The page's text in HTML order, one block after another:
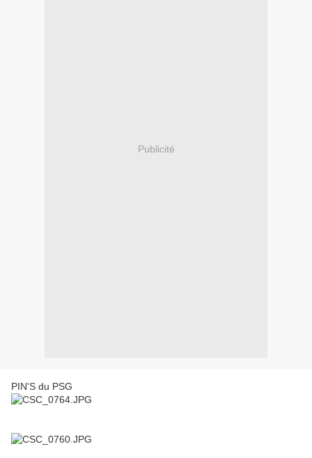
Publicité
PIN'S du PSG